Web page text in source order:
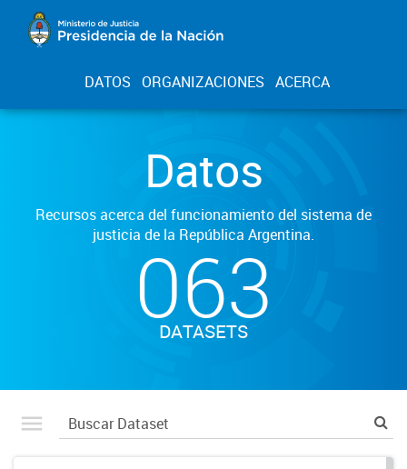
DATOS ORGANIZACIONES ACERCA
Datos
Recursos acerca del funcionamiento del sistema de
justicia de la República Argentina.
063
DATASETS